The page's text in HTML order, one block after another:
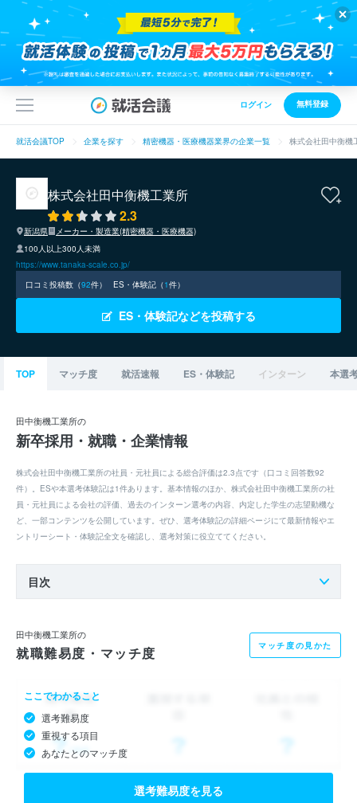
ログイン 無料登録
就活会議TOP 企業を探す 精密機器・医療機器業界の企業一覧 株式会社田中衡機
株式会社田中衡機工業所
2.3
新潟県
メーカー・製造業(精密機器・医療機器)
100人以上300人未満
https://www.tanaka-scale.co.jp/
口コミ投稿数（92件） ES・体験記（1件）
ES・体験記などを投稿する
TOP マッチ度 就活速報 ES・体験記 インターン 本選
田中衡機工業所の
新卒採用・就職・企業情報
株式会社田中衡機工業所の社員・元社員による総合評価は2.3点です（口コミ回答数92
件）。ESや本選考体験記は1件あります。基本情報のほか、株式会社田中衡機工業所の社
員・元社員による会社の評価、過去のインターン選考の内容、内定した学生の志望動機な
ど、一部コンテンツを公開しています。ぜひ、選考体験記の詳細ページにて最新情報やエ
ントリーシート・体験記全文を確認し、選考対策に役立ててください。
目次
田中衡機工業所の
就職難易度・マッチ度 マッチ度の見かた
ここでわかること
選考難易度
重視する項目
あなたとのマッチ度
選考難易度を見る